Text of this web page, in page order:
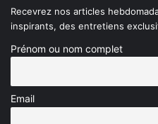
Recevrez nos articles
inspirants, des entretiens
Prénom ou nom complet
Email